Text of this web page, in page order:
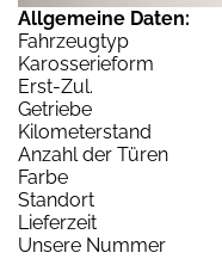
Allgemeine Daten:
Fahrzeugtyp
Karosserieform
Erst-Zul.
Getriebe
Kilometerstand
Anzahl der Türen
Farbe
Standort
Lieferzeit
Unsere Nummer